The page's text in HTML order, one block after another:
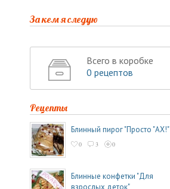
За кем я следую
Всего в коробке
0 рецептов
Рецепты
Блинный пирог "Просто "АХ!"
0 3 0
Блинные конфетки "Для
взрослых деток"